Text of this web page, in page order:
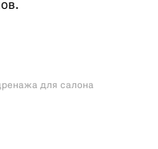
для салона